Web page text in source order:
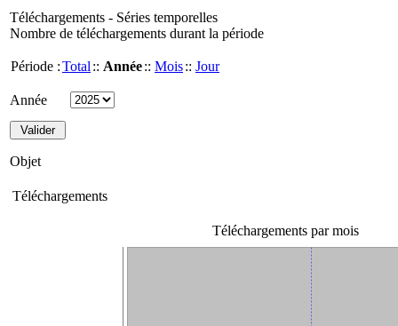
Téléchargements - Séries temporelles
Nombre de téléchargements durant la période
Période :Total :: Année:: Mois:: Jour
Année
Objet
Téléchargements
Téléchargements par mois